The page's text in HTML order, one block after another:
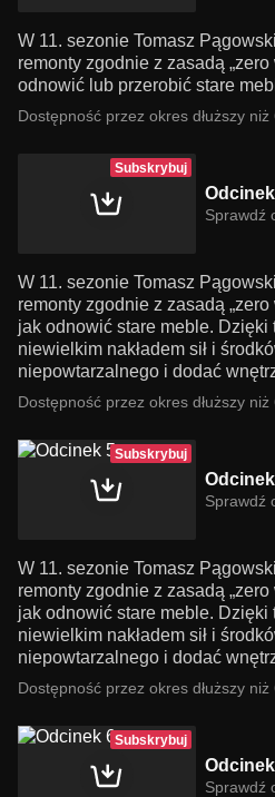
W 11. sezonie Tomasz
remonty zgodnie z zasadą
odnowić lub przerobić stare
Dostępność przez okres dłuższy
Subskrybuj
Sprawdź
W 11. sezonie Tomasz
remonty zgodnie z zasadą
jak odnowić stare meble. Dzięki
niewielkim nakładem sił i
niepowtarzalnego i dodać
Dostępność przez okres dłuższy
Subskrybuj
Sprawdź
W 11. sezonie Tomasz
remonty zgodnie z zasadą
jak odnowić stare meble. Dzięki
niewielkim nakładem sił i
niepowtarzalnego i dodać
Dostępność przez okres dłuższy
Subskrybuj
Sprawdź